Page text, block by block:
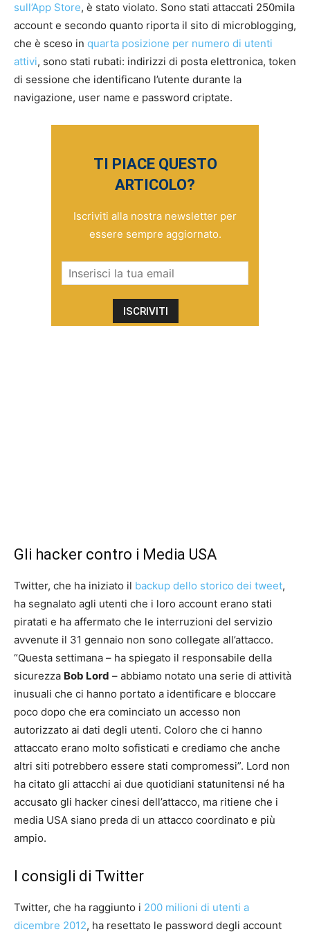
sull’App Store, è stato violato. Sono stati attaccati 250mila
account e secondo quanto riporta il sito di microblogging,
che è sceso in quarta posizione per numero di utenti
attivi, sono stati rubati: indirizzi di posta elettronica, token
di sessione che identificano l’utente durante la
navigazione, user name e password criptate.
TI PIACE QUESTO
ARTICOLO?
Iscriviti alla nostra newsletter per
essere sempre aggiornato.
Gli hacker contro i Media USA
Twitter, che ha iniziato il backup dello storico dei tweet,
ha segnalato agli utenti che i loro account erano stati
piratati e ha affermato che le interruzioni del servizio
avvenute il 31 gennaio non sono collegate all’attacco.
“Questa settimana – ha spiegato il responsabile della
sicurezza Bob Lord – abbiamo notato una serie di attività
inusuali che ci hanno portato a identificare e bloccare
poco dopo che era cominciato un accesso non
autorizzato ai dati degli utenti. Coloro che ci hanno
attaccato erano molto sofisticati e crediamo che anche
altri siti potrebbero essere stati compromessi”. Lord non
ha citato gli attacchi ai due quotidiani statunitensi né ha
accusato gli hacker cinesi dell’attacco, ma ritiene che i
media USA siano preda di un attacco coordinato e più
ampio.
I consigli di Twitter
Twitter, che ha raggiunto i 200 milioni di utenti a
dicembre 2012, ha resettato le password degli account